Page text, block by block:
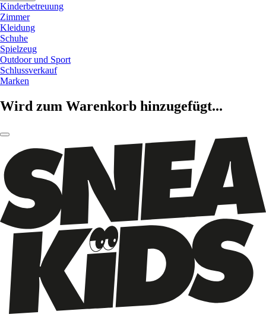
Kinderbetreuung
Zimmer
Kleidung
Schuhe
Spielzeug
Outdoor und Sport
Schlussverkauf
Marken
Wird zum Warenkorb hinzugefügt...